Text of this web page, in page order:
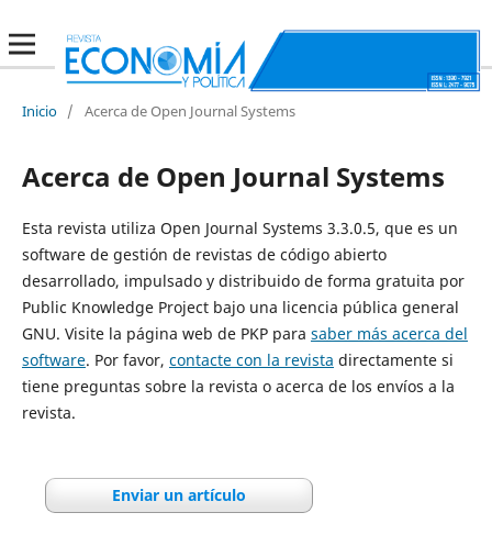
Inicio / Acerca de Open Journal Systems
Acerca de Open Journal Systems
Esta revista utiliza Open Journal Systems 3.3.0.5, que es un
software de gestión de revistas de código abierto
desarrollado, impulsado y distribuido de forma gratuita por
Public Knowledge Project bajo una licencia pública general
GNU. Visite la página web de PKP para saber más acerca del
software. Por favor, contacte con la revista directamente si
tiene preguntas sobre la revista o acerca de los envíos a la
revista.
Enviar un artículo